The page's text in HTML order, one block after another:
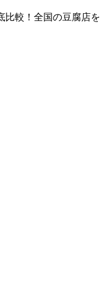
比較！全国の豆腐店を